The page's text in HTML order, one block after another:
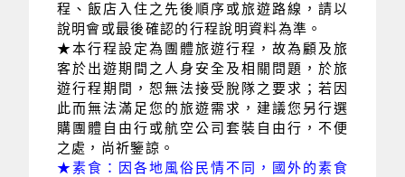
程、飯店入住之先後順序或旅遊路線，請以
說明會或最後確認的行程說明資料為準。
★本行程設定為團體旅遊行程，故為顧及旅
客於出遊期間之人身安全及相關問題，於旅
遊行程期間，恕無法接受脫隊之要求；若因
此而無法滿足您的旅遊需求，建議您另行選
購團體自由行或航空公司套裝自由行，不便
之處，尚祈鑒諒。
★素食：因各地風俗民情不同，國外的素食